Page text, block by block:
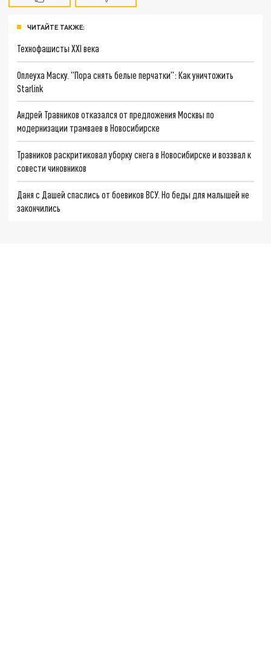
ЧИТАЙТЕ ТАКЖЕ:
Технофашисты XXI века
Оплеуха Маску. "Пора снять белые перчатки": Как уничтожить
Starlink
Андрей Травников отказался от предложения Москвы по
модернизации трамваев в Новосибирске
Травников раскритиковал уборку снега в Новосибирске и воззвал к
совести чиновников
Даня с Дашей спаслись от боевиков ВСУ. Но беды для малышей не
закончились